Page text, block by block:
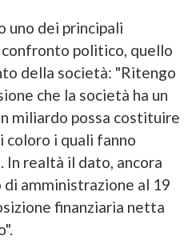
uno dei principali
politico, quello
della società: "Ritengo
che la società ha un
miliardo possa costituire
coloro i quali fanno
realtà il dato, ancora
amministrazione al 19
finanziaria netta